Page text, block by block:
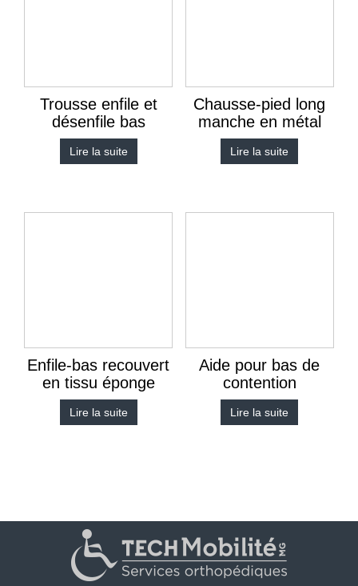
Trousse enfile et
désenfile bas
Lire la suite
Chausse-pied long
manche en métal
Lire la suite
Enfile-bas recouvert
en tissu éponge
Lire la suite
Aide pour bas de
contention
Lire la suite